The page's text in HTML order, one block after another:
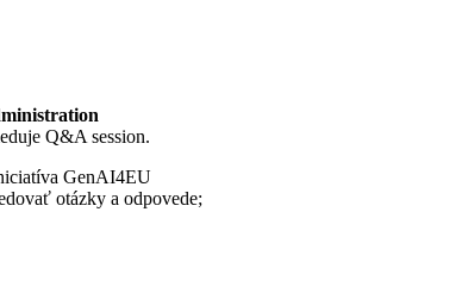
Q&A session.
GenAI4EU
otázky a odpovede;